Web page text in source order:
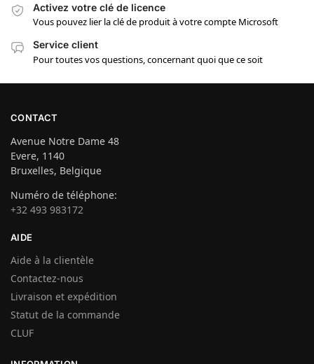
Activez votre clé de licence
Vous pouvez lier la clé de produit à votre compte Microsoft
Service client
Pour toutes vos questions, concernant quoi que ce soit
CONTACT
Avenue Notre Dame 48
Evere, 1140
Bruxelles, Belgique
Numéro de téléphone:
+32 493 983172
AIDE
Aide à la clientèle
Contactez-nous
Livraison et expédition
Statut de la commande
CLUF